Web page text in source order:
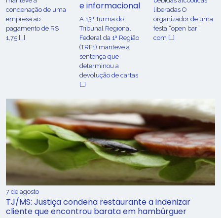
condenação de uma
empresa ao
pagamento de R$
1,75 […]
e informacional
A 13ª Turma do
Tribunal Regional
Federal da 1ª Região
(TRF1) manteve a
sentença que
determinou a
devolução de cartas
[…]
liberadas O
organizador de uma
festa “open bar”,
com […]
7 de agosto
TJ/MS: Justiça condena restaurante a indenizar
cliente que encontrou barata em hambúrguer